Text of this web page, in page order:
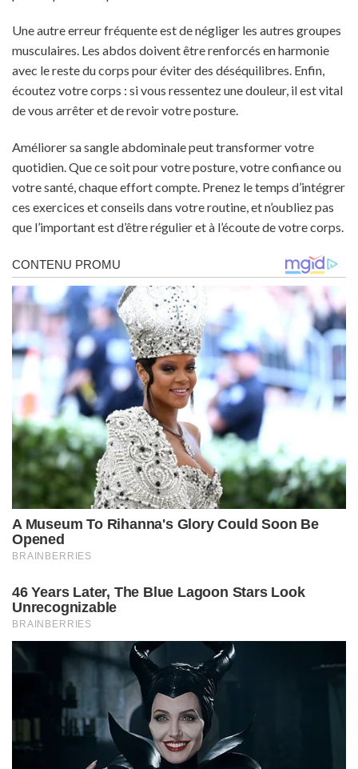
Une autre erreur fréquente est de négliger les autres groupes
musculaires. Les abdos doivent être renforcés en harmonie
avec le reste du corps pour éviter des déséquilibres. Enfin,
écoutez votre corps : si vous ressentez une douleur, il est vital
de vous arrêter et de revoir votre posture.
Améliorer sa sangle abdominale peut transformer votre
quotidien. Que ce soit pour votre posture, votre confiance ou
votre santé, chaque effort compte. Prenez le temps d’intégrer
ces exercices et conseils dans votre routine, et n’oubliez pas
que l’important est d’être régulier et à l’écoute de votre corps.